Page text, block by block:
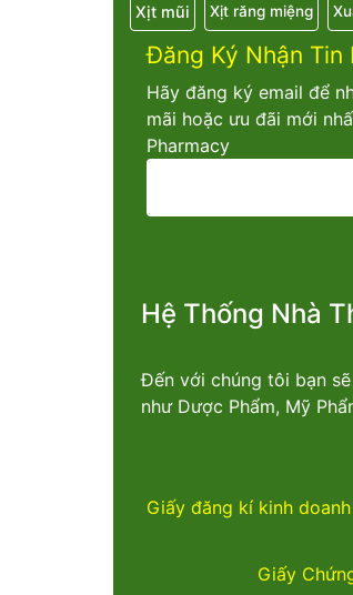
Xịt mũi Xịt răng miệng
Đăng Ký Nhận Tin
Hãy đăng ký email để
mãi hoặc ưu đãi mới
Pharmacy
Hệ Thống Nhà
Đến với chúng tôi bạn
như Dược Phẩm, Mỹ
Giấy đăng kí kinh
Giấy